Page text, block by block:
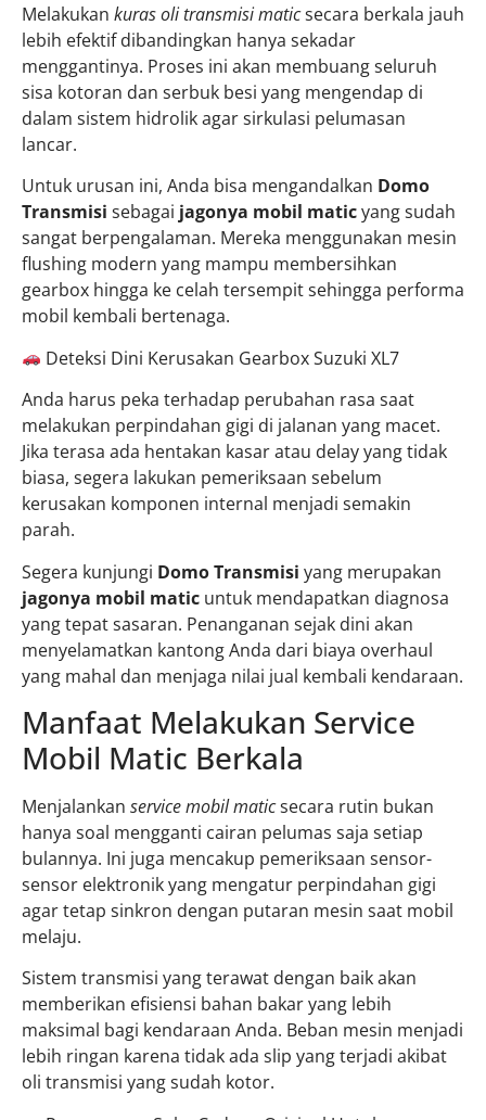
Melakukan kuras oli transmisi maticsecara berkala jauh
lebih efektif dibandingkan hanya sekadar
menggantinya. Proses ini akan membuang seluruh
sisa kotoran dan serbuk besi yang mengendap di
dalam sistem hidrolik agar sirkulasi pelumasan
lancar.
Untuk urusan ini, Anda bisa mengandalkan Domo
Transmisi sebagai jagonya mobil maticyang sudah
sangat berpengalaman. Mereka menggunakan mesin
flushing modern yang mampu membersihkan
gearbox hingga ke celah tersempit sehingga performa
mobil kembali bertenaga.
Deteksi Dini Kerusakan Gearbox Suzuki XL7
Anda harus peka terhadap perubahan rasa saat
melakukan perpindahan gigi di jalanan yang macet.
Jika terasa ada hentakan kasar atau delay yang tidak
biasa, segera lakukan pemeriksaan sebelum
kerusakan komponen internal menjadi semakin
parah.
Segera kunjungi Domo Transmisi yang merupakan
jagonya mobil matic untuk mendapatkan diagnosa
yang tepat sasaran. Penanganan sejak dini akan
menyelamatkan kantong Anda dari biaya overhaul
yang mahal dan menjaga nilai jual kembali kendaraan.
Manfaat Melakukan Service
Mobil Matic Berkala
Menjalankan service mobil maticsecara rutin bukan
hanya soal mengganti cairan pelumas saja setiap
bulannya. Ini juga mencakup pemeriksaan sensor-
sensor elektronik yang mengatur perpindahan gigi
agar tetap sinkron dengan putaran mesin saat mobil
melaju.
Sistem transmisi yang terawat dengan baik akan
memberikan efisiensi bahan bakar yang lebih
maksimal bagi kendaraan Anda. Beban mesin menjadi
lebih ringan karena tidak ada slip yang terjadi akibat
oli transmisi yang sudah kotor.